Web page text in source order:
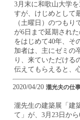
3月末に和歌山大学
すが、けじめとして
（土曜日）のつも
が6日まで延期され
をはじめて40年、そ
加者は、主にゼミの
り、来ていただける
伝えてもらえると、
2020/04/20 瀧光夫の仕
瀧先生の建築展「
て」が、3月23日か